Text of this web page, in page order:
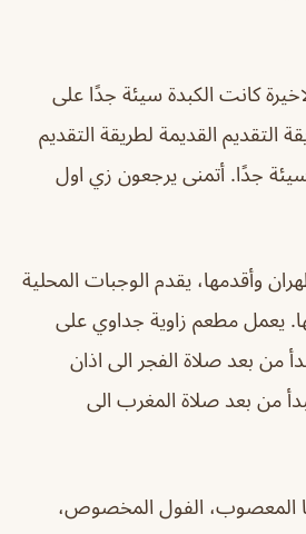
كانت الكبدة سيئة جدًا على
التقديم القديمة لطريقة التقديم
جدًا. أتمنى يرجعون زي اول
وأقدمها، يقدم الوجبات المحلية
يعمل مطعم زاوية جداوي على
من بعد صلاة الفجر الى اذان
من بعد صلاة المغرب الى
المعصوب، الفول المخصوص،